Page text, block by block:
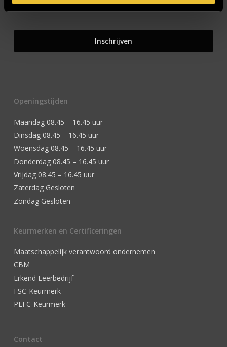
Openingstijden
Maandag 08.45 – 16.45 uur
Dinsdag 08.45 – 16.45 uur
Woensdag 08.45 – 16.45 uur
Donderdag 08.45 – 16.45 uur
Vrijdag 08.45 – 16.45 uur
Zaterdag Gesloten
Zondag Gesloten
Keurmerken en Certificeringen
Maatschappelijk verantwoord ondernemen
CBM
Erkend Leerbedrijf
FSC-Keurmerk
PEFC-Keurmerk
Contact